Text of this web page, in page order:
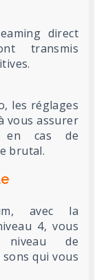
direct
transmis
les réglages
vous assurer
en cas de
brutal.
avec la
4, vous
de
qui vous